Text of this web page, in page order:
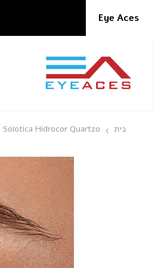
Eye Aces
בית Solotica Hidrocor Quartzo - עדשות מגע צבעוניות